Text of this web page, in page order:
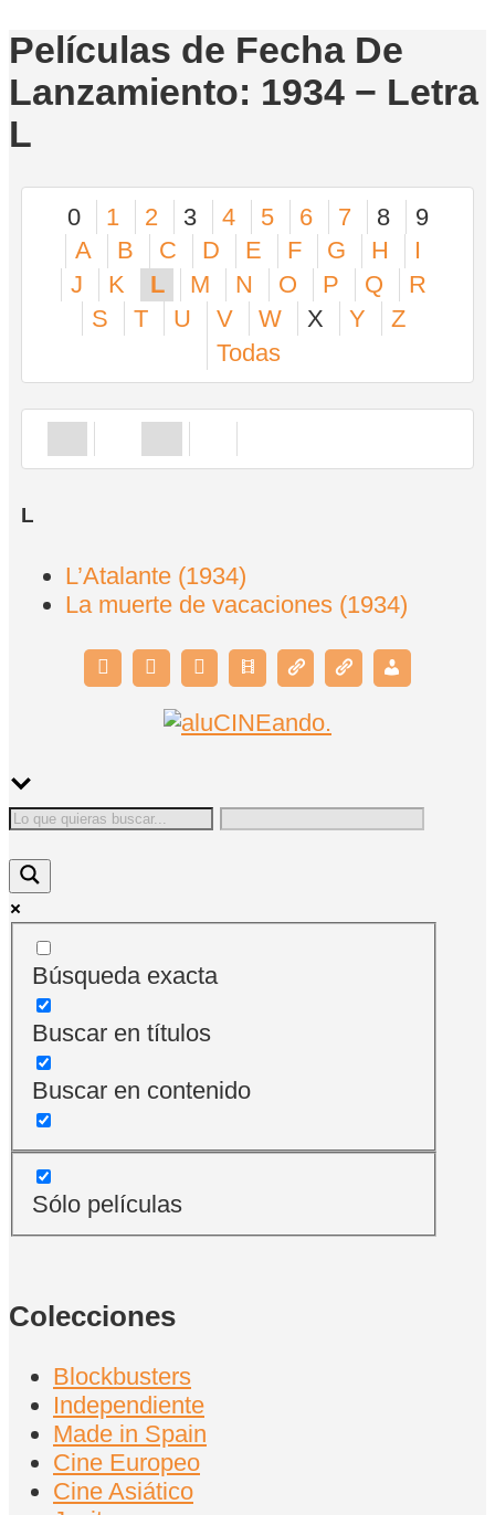
Películas de Fecha De
Lanzamiento: 1934 − Letra
L
0 1 2 3 4 5 6 7 8
9
A
B C D E F G H
I
J
K L M N O P Q
R
S
T U V W X Y
Z
Todas
L
L’Atalante (1934)
La muerte de vacaciones (1934)
Búsqueda exacta
Buscar en títulos
Buscar en contenido
Sólo películas
Colecciones
Blockbusters
Independiente
Made in Spain
Cine Europeo
Cine Asiático